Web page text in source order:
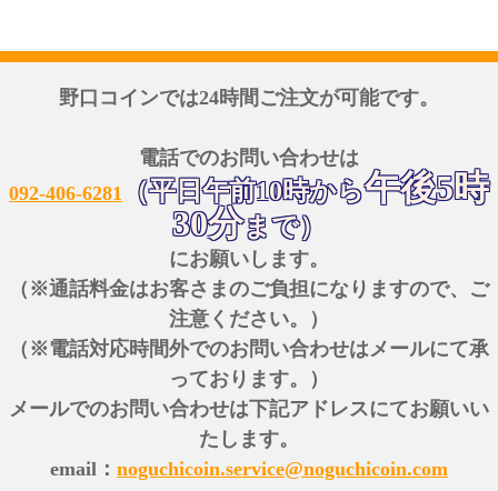
野口コインでは24時間ご注文が可能です。
電話でのお問い合わせは
092-406-6281
（平日午前10時から午後5時
30分まで）
にお願いします。
（※通話料金はお客さまのご負担になりますので、ご
注意ください。）
（※電話対応時間外でのお問い合わせはメールにて承
っております。）
メールでのお問い合わせは下記アドレスにてお願いい
たします。
email： noguchicoin.service@noguchicoin.com